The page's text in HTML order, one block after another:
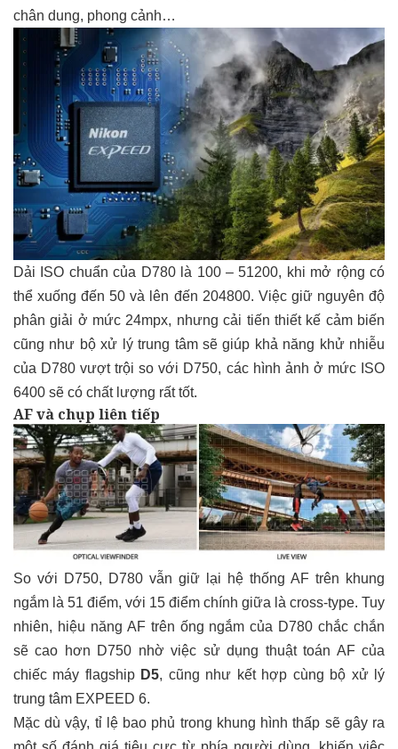
chân dung, phong cảnh…
Dải ISO chuẩn của D780 là 100 – 51200, khi mở rộng có
thể xuống đến 50 và lên đến 204800. Việc giữ nguyên độ
phân giải ở mức 24mpx, nhưng cải tiến thiết kế cảm biến
cũng như bộ xử lý trung tâm sẽ giúp khả năng khử nhiễu
của D780 vượt trội so với D750, các hình ảnh ở mức ISO
6400 sẽ có chất lượng rất tốt.
AF và chụp liên tiếp
So với D750, D780 vẫn giữ lại hệ thống AF trên khung
ngắm là 51 điểm, với 15 điểm chính giữa là cross-type. Tuy
nhiên, hiệu năng AF trên ống ngắm của D780 chắc chắn
sẽ cao hơn D750 nhờ việc sử dụng thuật toán AF của
chiếc máy flagship D5, cũng như kết hợp cùng bộ xử lý
trung tâm EXPEED 6.
Mặc dù vậy, tỉ lệ bao phủ trong khung hình thấp sẽ gây ra